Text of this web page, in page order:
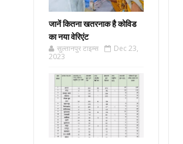
जानें कितना खतरनाक है कोविड
का नया वेरिएंट
सुल्तानपुर टाइम्स
Dec 23,
2023